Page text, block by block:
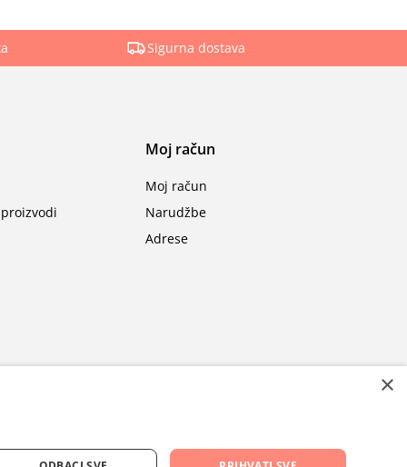
Sigurna dostava
Moj račun
Moj račun
Narudžbe
Adrese
×